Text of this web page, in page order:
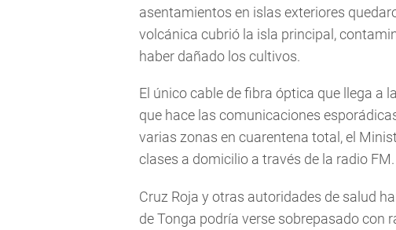
asentamientos en islas exteriores
volcánica cubrió la isla principal,
haber dañado los cultivos.
El único cable de fibra óptica que llega a
que hace las comunicaciones
varias zonas en cuarentena total, el
clases a domicilio a través de la radio FM.
Cruz Roja y otras autoridades de salud
de Tonga podría verse sobrepasado con